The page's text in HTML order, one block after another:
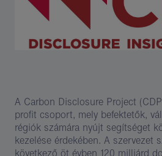
A Carbon Disclosure Project
profit csoport, mely befektetők,
régiók számára nyújt segítséget
kezelése érdekében. A szervezet
következő öt évben 120 milliárd